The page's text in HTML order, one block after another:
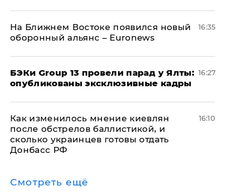
На Ближнем Востоке появился новый
оборонный альянс – Euronews
16:35
​БЭКи Group 13 провели парад у Ялты:
опубликованы эксклюзивные кадры
16:27
Как изменилось мнение киевлян
после обстрелов баллистикой, и
сколько украинцев готовы отдать
Донбасс РФ
16:10
Смотреть ещё